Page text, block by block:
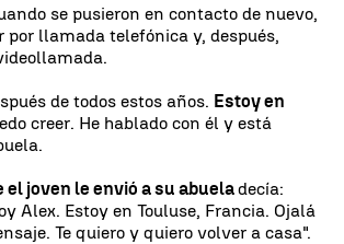
se pusieron en contacto de nuevo,
por llamada telefónica y, después,
de todos estos años. Estoy en
creer. He hablado con él y está
el joven le envió a su abueladecía:
Alex. Estoy en Touluse, Francia. Ojalá
Te quiero y quiero volver a casa".